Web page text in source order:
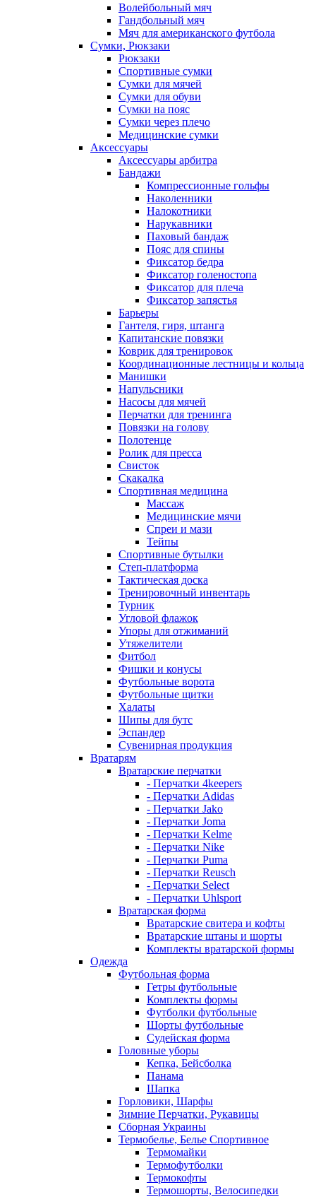
Волейбольный мяч
Гандбольный мяч
Мяч для американского футбола
Сумки, Рюкзаки
Рюкзаки
Спортивные сумки
Сумки для мячей
Сумки для обуви
Сумки на пояс
Сумки через плечо
Медицинские сумки
Аксессуары
Аксессуары арбитра
Бандажи
Компрессионные гольфы
Наколенники
Налокотники
Нарукавники
Паховый бандаж
Пояс для спины
Фиксатор бедра
Фиксатор голеностопа
Фиксатор для плеча
Фиксатор запястья
Барьеры
Гантеля, гиря, штанга
Капитанские повязки
Коврик для тренировок
Координационные лестницы и кольца
Манишки
Напульсники
Насосы для мячей
Перчатки для тренинга
Повязки на голову
Полотенце
Ролик для пресса
Свисток
Скакалка
Спортивная медицина
Массаж
Медицинские мячи
Спреи и мази
Тейпы
Спортивные бутылки
Степ-платформа
Тактическая доска
Тренировочный инвентарь
Турник
Угловой флажок
Упоры для отжиманий
Утяжелители
Фитбол
Фишки и конусы
Футбольные ворота
Футбольные щитки
Халаты
Шипы для бутс
Эспандер
Сувенирная продукция
Вратарям
Вратарские перчатки
- Перчатки 4keepers
- Перчатки Adidas
- Перчатки Jako
- Перчатки Joma
- Перчатки Kelme
- Перчатки Nike
- Перчатки Puma
- Перчатки Reusch
- Перчатки Select
- Перчатки Uhlsport
Вратарская форма
Вратарские свитера и кофты
Вратарские штаны и шорты
Комплекты вратарской формы
Одежда
Футбольная форма
Гетры футбольные
Комплекты формы
Футболки футбольные
Шорты футбольные
Судейская форма
Головные уборы
Кепка, Бейсболка
Панама
Шапка
Горловики, Шарфы
Зимние Перчатки, Рукавицы
Сборная Украины
Термобелье, Белье Спортивное
Термомайки
Термофутболки
Термокофты
Термошорты, Велосипедки